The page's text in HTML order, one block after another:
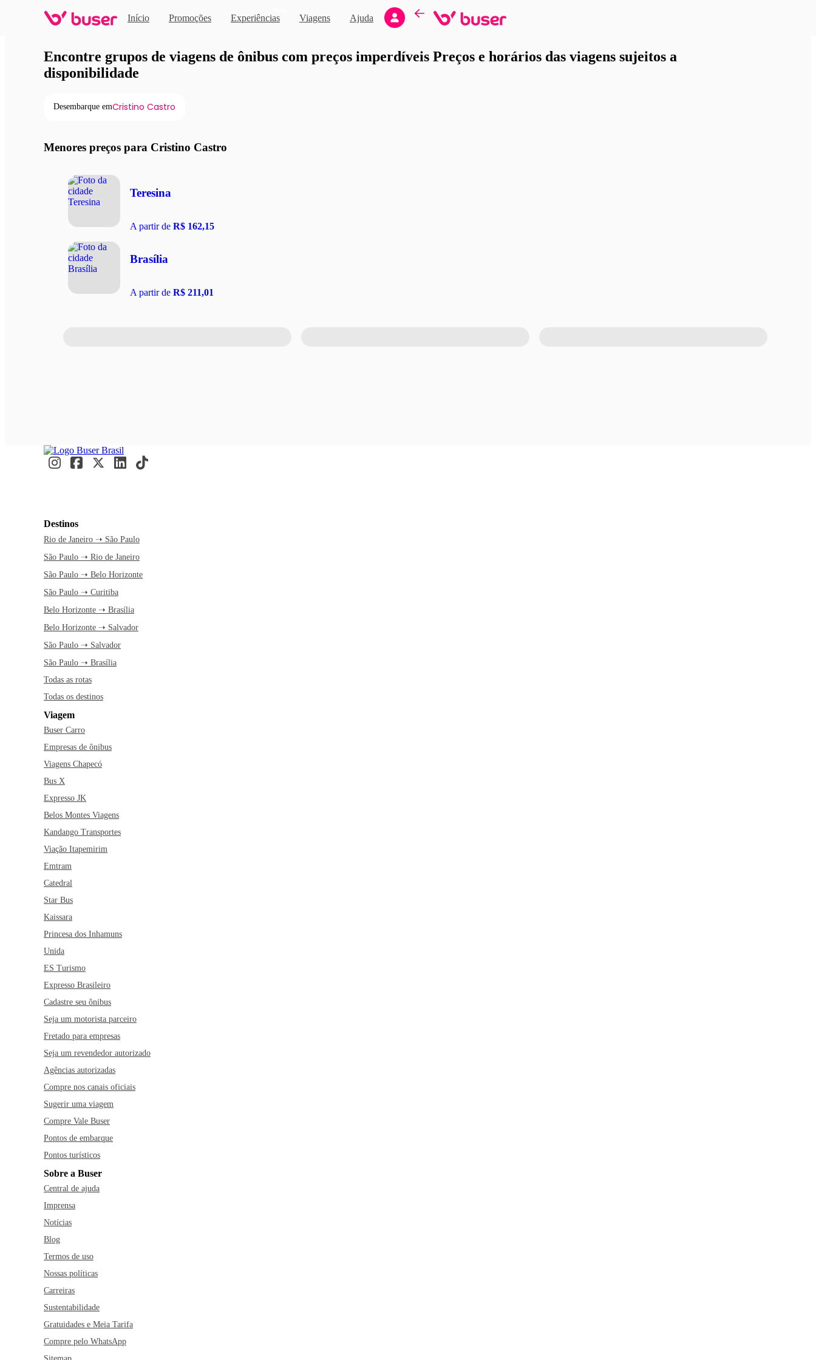
Início Promoções Experiências Viagens Ajuda
Viagens de ônibus em promoção
Encontre grupos de viagens de ônibus com preços imperdíveis Preços e horários das viagens sujeitos a
disponibilidade
Desembarque emCristino Castro
Menores preços para Cristino Castro
Teresina
A partir de R$ 162,15
Brasília
A partir de R$ 211,01
Destinos
Rio de Janeiro ➝ São Paulo
São Paulo ➝ Rio de Janeiro
São Paulo ➝ Belo Horizonte
São Paulo ➝ Curitiba
Belo Horizonte ➝ Brasília
Belo Horizonte ➝ Salvador
São Paulo ➝ Salvador
São Paulo ➝ Brasília
Todas as rotas
Todas os destinos
Viagem
Buser Carro
Empresas de ônibus
Viagens Chapecó
Bus X
Expresso JK
Belos Montes Viagens
Kandango Transportes
Viação Itapemirim
Emtram
Catedral
Star Bus
Kaissara
Princesa dos Inhamuns
Unida
ES Turismo
Expresso Brasileiro
Cadastre seu ônibus
Seja um motorista parceiro
Fretado para empresas
Seja um revendedor autorizado
Agências autorizadas
Compre nos canais oficiais
Sugerir uma viagem
Compre Vale Buser
Pontos de embarque
Pontos turísticos
Sobre a Buser
Central de ajuda
Imprensa
Notícias
Blog
Termos de uso
Nossas políticas
Carreiras
Sustentabilidade
Gratuidades e Meia Tarifa
Compre pelo WhatsApp